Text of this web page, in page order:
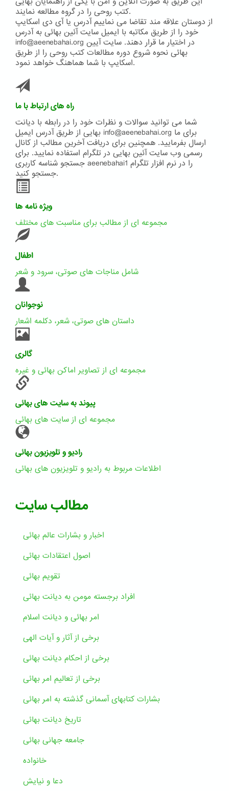
کتب روحی را در گروه مطالعه نمایند.
از دوستان علاقه مند تقاضا می نماییم آدرس یا آی دی اسکایپ
خود را از طریق مکاتبه با ایمیل سایت آئین بهائی به آدرس
info@aeenebahai.org در اختیار ما قرار دهند. سایت آیین
بهائی نحوه شروع دوره مطالعات کتب روحی را از طریق
اسکایپ با شما هماهنگ خواهد نمود.
راه های ارتباط با ما
شما می توانید سوالات و نظرات خود را در رابطه با دیانت
بهایی از طریق آدرس ایمیل info@aeenebahai.org برای ما
ارسال بفرمایید. همچنین برای دریافت آخرین مطالب از کانال
رسمی وب سایت آئین بهایی در تلگرام استفاده نمایید. برای
جستجو شناسه کاربری aeenebahai1 را در نرم افزار تلگرام
جستجو کنید.
ویژه نامه ها
مجموعه ای از مطالب برای مناسبت های مختلف
اطفال
شامل مناجات های صوتی، سرود و شعر
نوجوانان
داستان های صوتی، شعر، دکلمه اشعار
گالری
مجموعه ای از تصاویر اماکن بهائی و غیره
پیوند به سایت های بهائی
مجموعه ای از سایت های بهائی
رادیو و تلویزیون بهائی
اطلاعات مربوط به رادیو و تلویزیون های بهائی
مطالب سایت
اخبار و بشارات عالم بهائى
اصول اعتقادات بهائی
تقویم بهائی
افراد برجسته مومن به دیانت بهائی
امر بهائی و دیانت اسلام
برخی از آثار و آیات الهی
برخی از احکام دیانت بهائی
برخی از تعالیم امر بهائی
بشارات کتابهای آسمانی گذشته به امر بهائی
تاریخ دیانت بهائی
جامعه جهانی بهائی
خانواده
دعا و نیایش